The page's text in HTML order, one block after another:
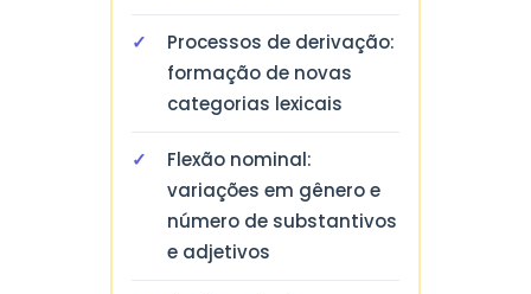
Processos de derivação:
formação de novas
categorias lexicais
Flexão nominal:
variações em gênero e
número de substantivos
e adjetivos